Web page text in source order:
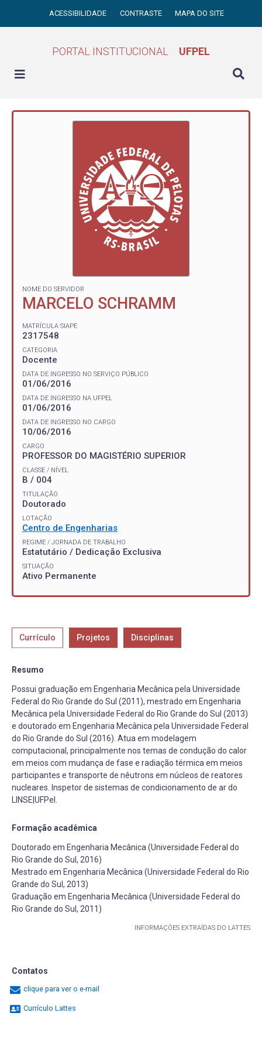
ACESSIBILIDADE CONTRASTE MAPA DO SITE
PORTAL INSTITUCIONAL UFPEL
NOME DO SERVIDOR
MARCELO SCHRAMM
MATRÍCULA SIAPE
2317548
CATEGORIA
Docente
DATA DE INGRESSO NO SERVIÇO PÚBLICO
01/06/2016
DATA DE INGRESSO NA UFPEL
01/06/2016
DATA DE INGRESSO NO CARGO
10/06/2016
CARGO
PROFESSOR DO MAGISTÉRIO SUPERIOR
CLASSE / NÍVEL
B / 004
TITULAÇÃO
Doutorado
LOTAÇÃO
Centro de Engenharias
REGIME / JORNADA DE TRABALHO
Estatutário / Dedicação Exclusiva
SITUAÇÃO
Ativo Permanente
Currículo Projetos Disciplinas
Resumo
Possui graduação em Engenharia Mecânica pela Universidade
Federal do Rio Grande do Sul (2011), mestrado em Engenharia
Mecânica pela Universidade Federal do Rio Grande do Sul (2013)
e doutorado em Engenharia Mecânica pela Universidade Federal
do Rio Grande do Sul (2016). Atua em modelagem
computacional, principalmente nos temas de condução do calor
em meios com mudança de fase e radiação térmica em meios
participantes e transporte de nêutrons em núcleos de reatores
nucleares. Inspetor de sistemas de condicionamento de ar do
LINSE|UFPel.
Formação acadêmica
Doutorado em Engenharia Mecânica (Universidade Federal do
Rio Grande do Sul, 2016)
Mestrado em Engenharia Mecânica (Universidade Federal do Rio
Grande do Sul, 2013)
Graduação em Engenharia Mecânica (Universidade Federal do
Rio Grande do Sul, 2011)
INFORMAÇÕES EXTRAÍDAS DO LATTES
Contatos
clique para ver o e-mail
Currículo Lattes